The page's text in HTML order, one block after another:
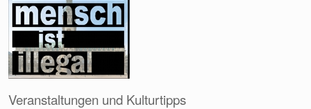
Veranstaltungen und Kulturtipps